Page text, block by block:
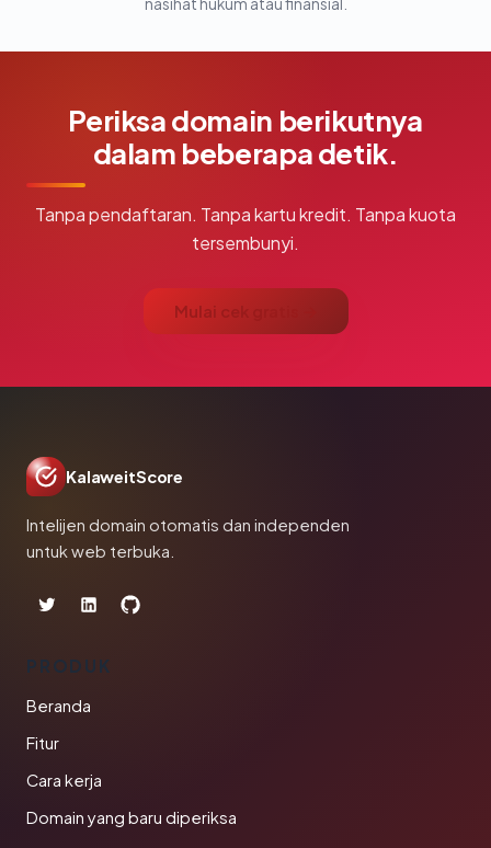
nasihat hukum atau finansial.
Periksa domain berikutnya
dalam beberapa detik.
Tanpa pendaftaran. Tanpa kartu kredit. Tanpa kuota
tersembunyi.
Mulai cek gratis →
KalaweitScore
Intelijen domain otomatis dan independen
untuk web terbuka.
PRODUK
Beranda
Fitur
Cara kerja
Domain yang baru diperiksa